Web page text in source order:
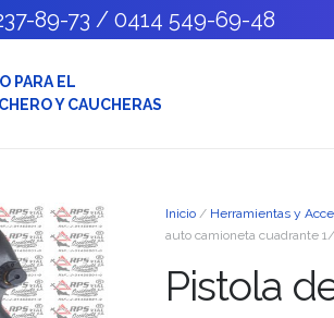
89-73 / 0414 549-69-48
PARA EL
Y CAUCHERAS
Inicio / Herramientas y
auto camioneta cuadrante
Pistola